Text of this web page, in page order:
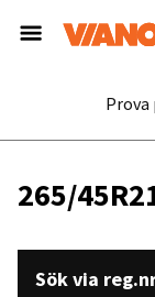
Prova
265/
Sök via